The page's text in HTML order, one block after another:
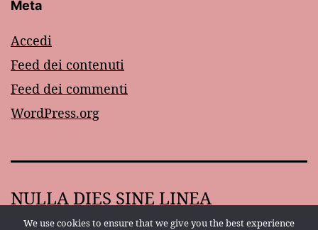
Meta
Accedi
Feed dei contenuti
Feed dei commenti
WordPress.org
NULLA DIES SINE LINEA
We use cookies to ensure that we give you the best experience